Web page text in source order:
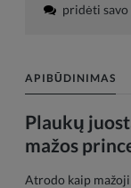
pridėti savo
APIBŪDINIMAS
Plaukų
mažos
Atrodo kaip mažoji